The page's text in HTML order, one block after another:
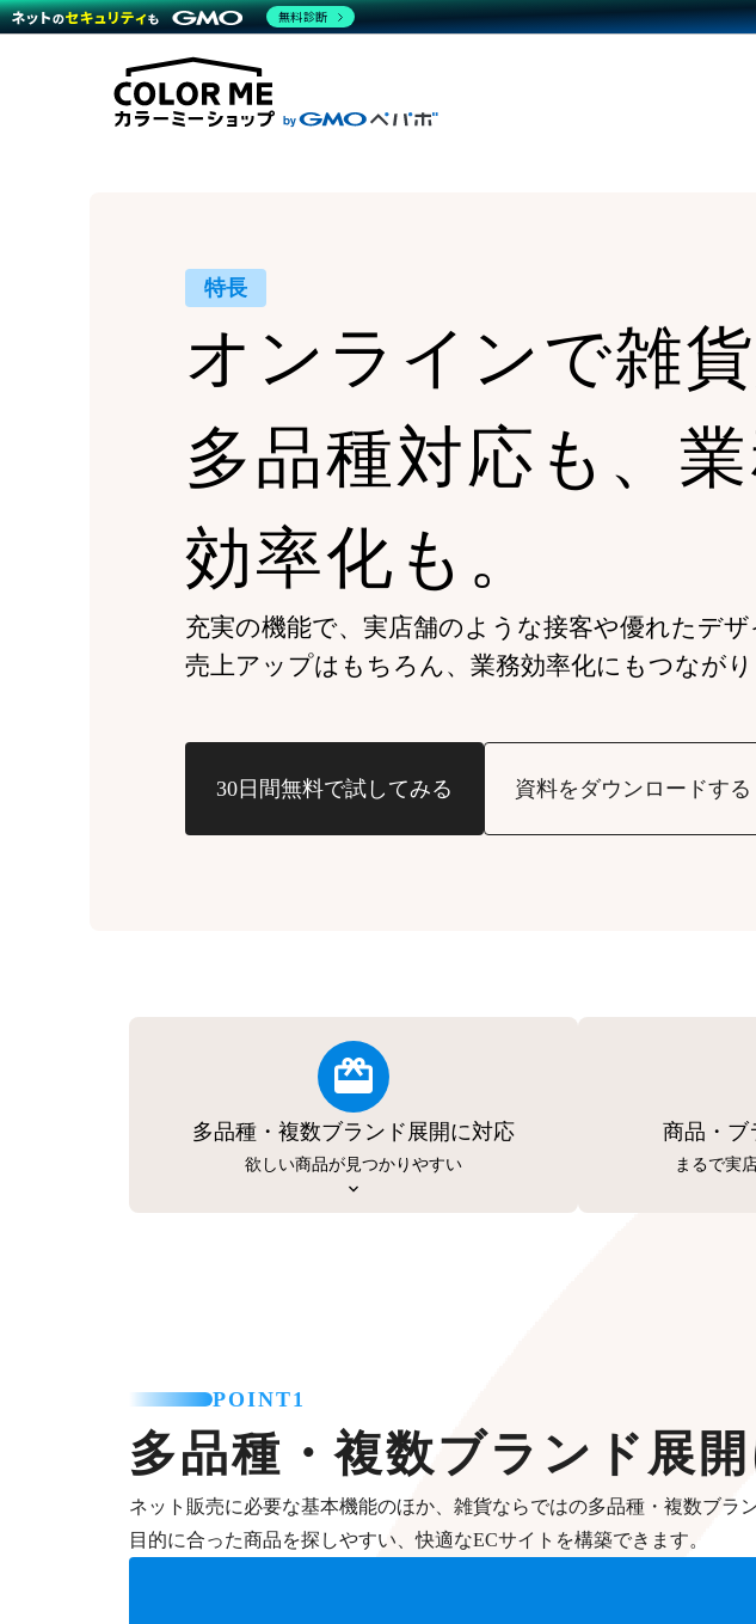
商材一覧を見る
機能一覧を見る
WordPress導入
モバイルアプリ
複数店舗との連携
料金
プラン・料金一覧を見る
事例
運営サポート
サポート一覧を見る
特長
オンラインで雑
多品種対応も、
効率化も。
充実の機能で、実店舗のような接客や優れたデザ
売上アップはもちろん、業務効率化にもつながり
30日間無料で試してみる 資料をダウンロードする
多品種・複数ブランド展開に対応
欲しい商品が見つかりやすい
商品・ブ
まるで実
POINT1
多品種・複数ブランド展
ネット販売に必要な基本機能のほか、雑貨ならではの多品種・複数ブラ
目的に合った商品を探しやすい、快適なECサイトを構築できます。
無料診断